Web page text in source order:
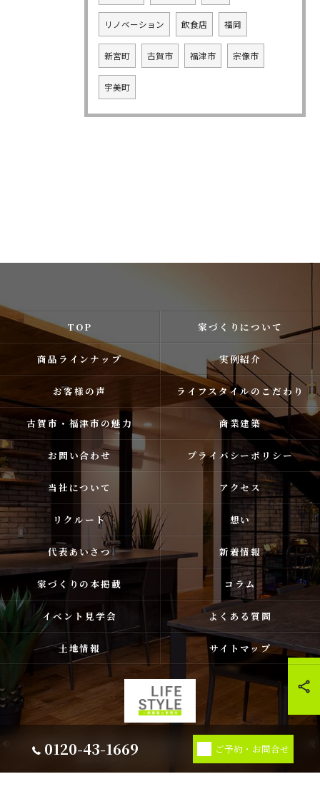
リノベーション 飲食店 福岡
新宮町 古賀市 福津市 宗像市
宇美町
0120-43-1669 ご予約・お問合せ
TOP 家づくりについて
商品ラインナップ 実例紹介
お客様の声 ライフスタイルのこだわり
古賀市・福津市の魅力 商業建築
お問い合わせ プライバシーポリシー
当社について アクセス
リクルート 想い
代表あいさつ 新着情報
家づくりの本掲載 コラム
イベント見学会 よくある質問
土地情報 サイトマップ
© 2026 福岡県古賀市❘福津市❘宗像市❘新宮の注文住宅ならライフスタイル 一級
建築士事務所 ALL RIGHTS RESERVED.